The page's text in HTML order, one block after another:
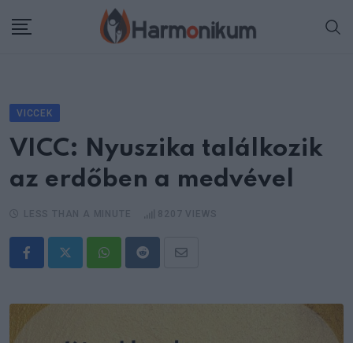
VICCEK
VICC: Nyuszika találkozik
az erdőben a medvével
WhatsappRedditShare
Email